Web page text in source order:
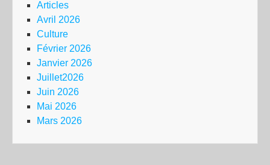
Articles
Avril 2026
Culture
Février 2026
Janvier 2026
Juillet2026
Juin 2026
Mai 2026
Mars 2026